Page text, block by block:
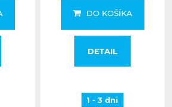
DO KOŠÍKA
DETAIL
1 - 3 dni